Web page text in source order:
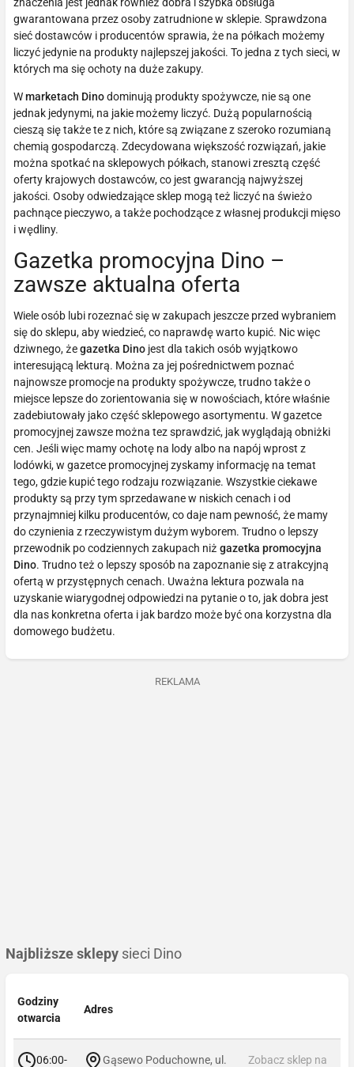
gwarantowana przez osoby zatrudnione w sklepie. Sprawdzona
sieć dostawców i producentów sprawia, że na półkach możemy
liczyć jedynie na produkty najlepszej jakości. To jedna z tych sieci, w
których ma się ochoty na duże zakupy.
Wmarketach Dinodominują produkty spożywcze, nie są one
jednak jedynymi, na jakie możemy liczyć. Dużą popularnością
cieszą się także te z nich, które są związane z szeroko rozumianą
chemią gospodarczą. Zdecydowana większość rozwiązań, jakie
można spotkać na sklepowych półkach, stanowi zresztą część
oferty krajowych dostawców, co jest gwarancją najwyższej
jakości. Osoby odwiedzające sklep mogą też liczyć na świeżo
pachnące pieczywo, a także pochodzące z własnej produkcji mięso
i wędliny.
Gazetka promocyjna Dino –
zawsze aktualna oferta
Wiele osób lubi rozeznać się w zakupach jeszcze przed wybraniem
się do sklepu, aby wiedzieć, co naprawdę warto kupić. Nic więc
dziwnego, żegazetka Dino jest dla takich osób wyjątkowo
interesującą lekturą. Można za jej pośrednictwem poznać
najnowsze promocje na produkty spożywcze, trudno także o
miejsce lepsze do zorientowania się w nowościach, które właśnie
zadebiutowały jako część sklepowego asortymentu. W gazetce
promocyjnej zawsze można tez sprawdzić, jak wyglądają obniżki
cen. Jeśli więc mamy ochotę na lody albo na napój wprost z
lodówki, w gazetce promocyjnej zyskamy informację na temat
tego, gdzie kupić tego rodzaju rozwiązanie. Wszystkie ciekawe
produkty są przy tym sprzedawane w niskich cenach i od
przynajmniej kilku producentów, co daje nam pewność, że mamy
do czynienia z rzeczywistym dużym wyborem. Trudno o lepszy
przewodnik po codziennych zakupach niż gazetka promocyjna
Dino. Trudno też o lepszy sposób na zapoznanie się z atrakcyjną
ofertą w przystępnych cenach. Uważna lektura pozwala na
uzyskanie wiarygodnej odpowiedzi na pytanie o to, jak dobra jest
dla nas konkretna oferta i jak bardzo może być ona korzystna dla
domowego budżetu.
REKLAMA
Najbliższe sklepy sieci Dino
Godziny
otwarcia
Adres
06:00-
Gąsewo Poduchowne, ul.
Zobacz sklep na